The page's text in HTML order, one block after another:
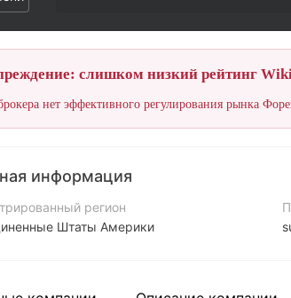
слишком низкий рейтинг
нет эффективного регулирования рынка
информация
регион
Штаты Америки